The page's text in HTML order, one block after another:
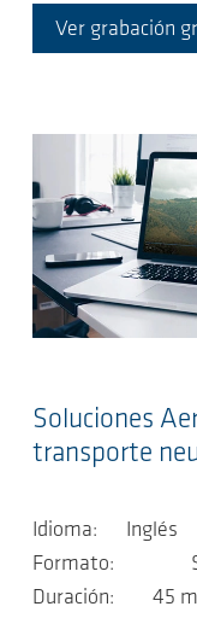
Ver grabación
Soluciones
transporte
Idioma: Inglés
Formato:
Duración: 45